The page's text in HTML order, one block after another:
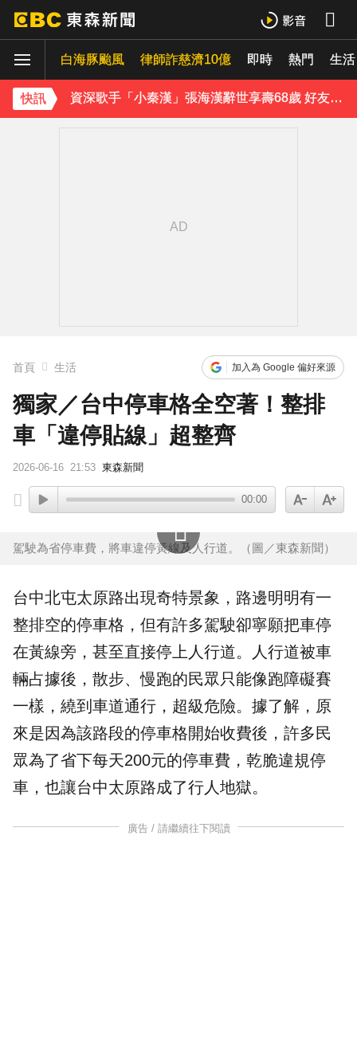
白海豚颱風 律師詐慈濟10億 即時 熱門 生活
快訊
白海豚進逼沖繩鹿兒島 強風豪雨26萬人撤離
資深歌手「小秦漢」張海漢辭世享壽68歲 好友證實噩耗
《理財達人秀》X 安聯投信免費講座報名中！搶先卡位 2027
首頁 生活 加入為 Google 偏好來源
獨家／台中停車格全空著！整排
車「違停貼線」超整齊
2026-06-16 21:53 東森新聞
00:00
駕駛為省停車費，將車違停黃線及人行道。（圖／東森新聞）
台中北屯太原路出現奇特景象，路邊明明有一
整排空的停車格，但有許多駕駛卻寧願把車停
在黃線旁，甚至直接停上人行道。人行道被車
輛占據後，散步、慢跑的民眾只能像跑障礙賽
一樣，繞到車道通行，超級危險。據了解，原
來是因為該路段的停車格開始收費後，許多民
眾為了省下每天200元的停車費，乾脆違規停
車，也讓台中太原路成了行人地獄。
廣告 / 請繼續往下閱讀